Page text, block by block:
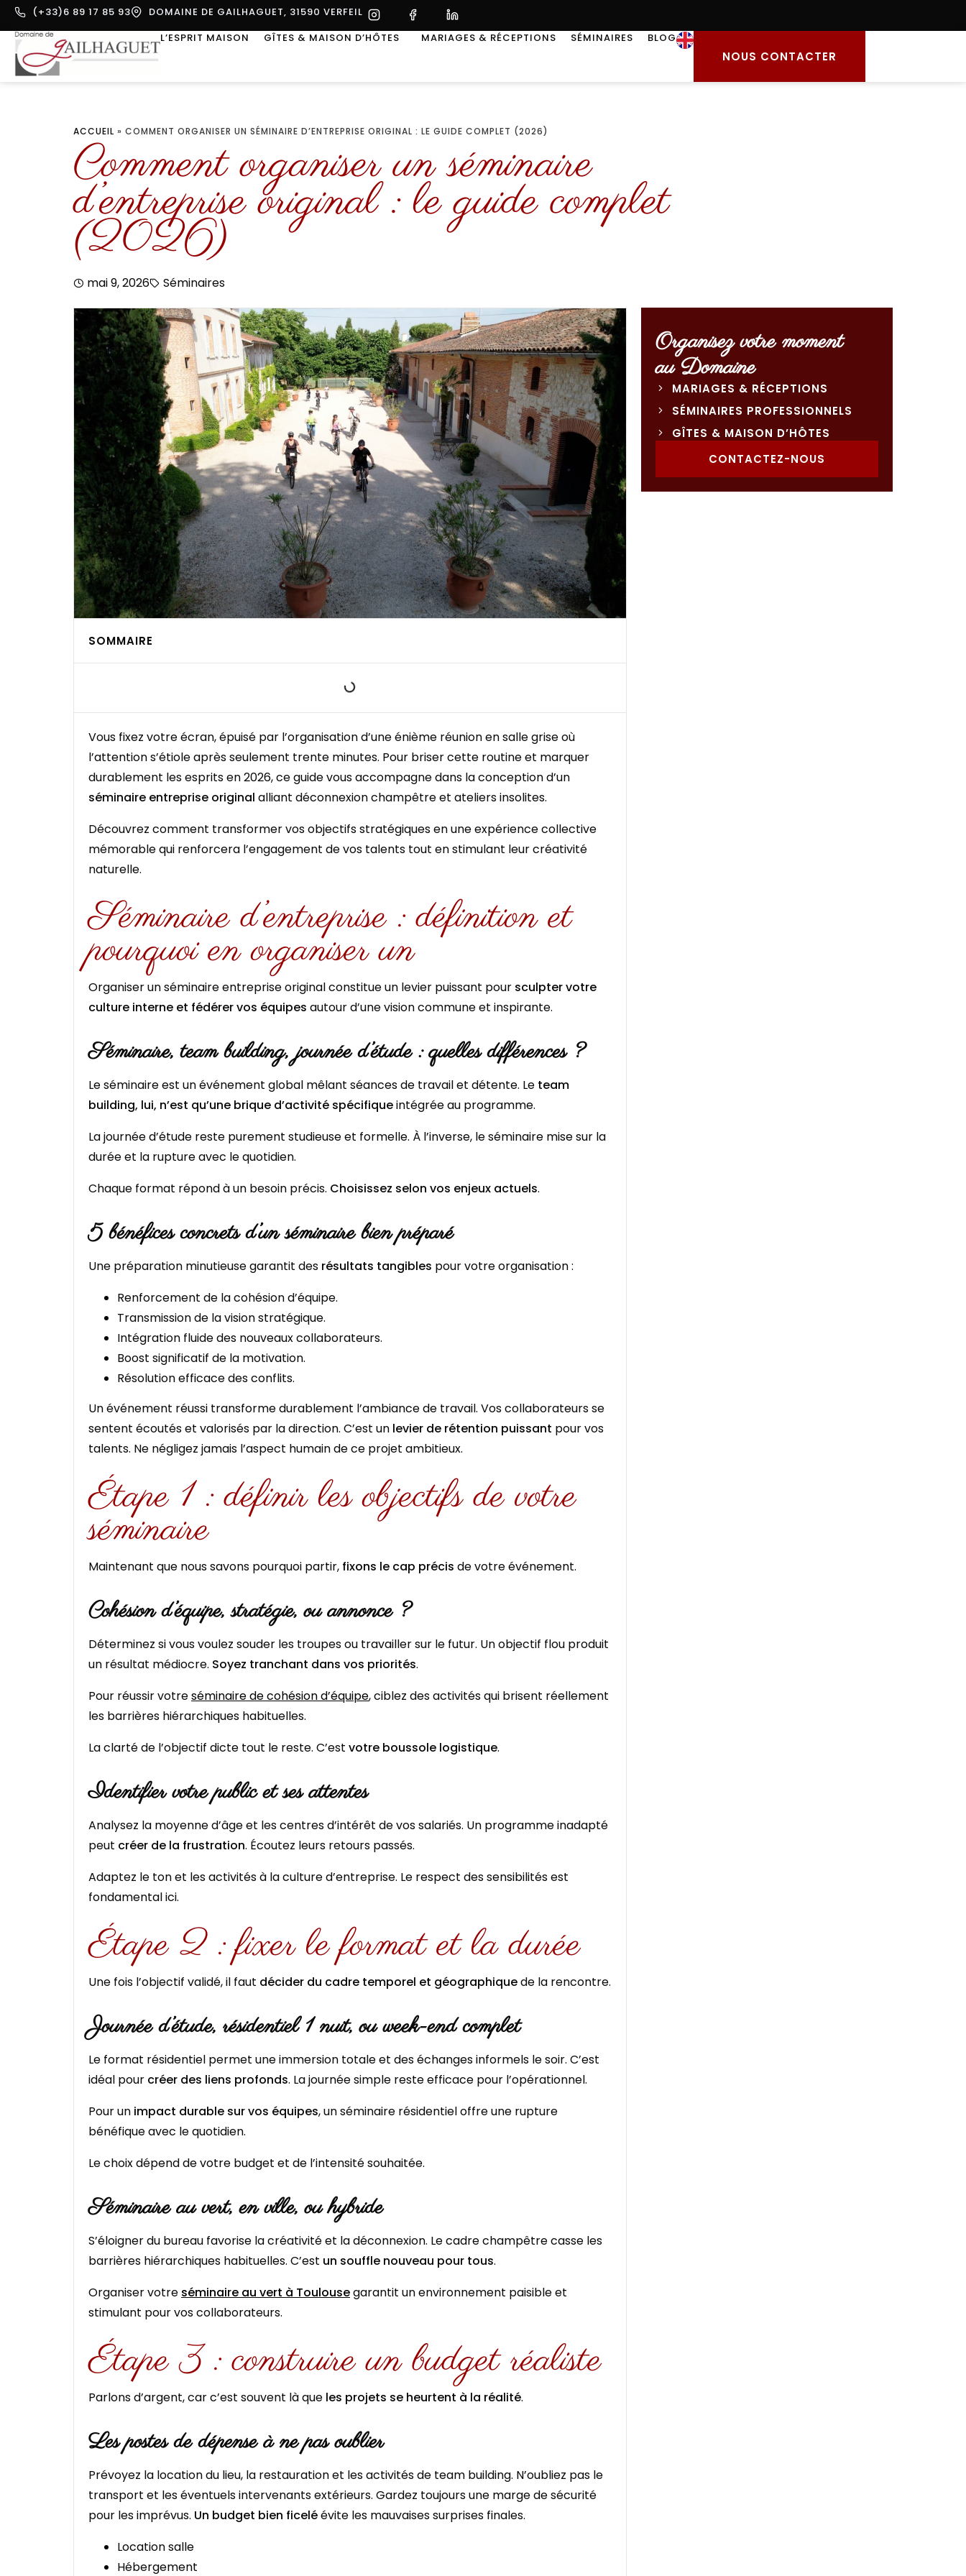
(+33)6 89 17 85 93
DOMAINE DE GAILHAGUET, 31590 VERFEIL
L’ESPRIT MAISON
GÎTES & MAISON D’HÔTES MARIAGES & RÉCEPTIONS SÉMINAIRES BLOG
NOUS CONTACTER
ACCUEIL » COMMENT ORGANISER UN SÉMINAIRE D’ENTREPRISE ORIGINAL : LE GUIDE COMPLET (2026)
Comment organiser un séminaire
d’entreprise original : le guide complet
(2026)
mai 9, 2026 Séminaires
SOMMAIRE
Vous fixez votre écran, épuisé par l’organisation d’une énième réunion en salle grise où
l’attention s’étiole après seulement trente minutes. Pour briser cette routine et marquer
durablement les esprits en 2026, ce guide vous accompagne dans la conception d’un
séminaire entreprise original alliant déconnexion champêtre et ateliers insolites.
Découvrez comment transformer vos objectifs stratégiques en une expérience collective
mémorable qui renforcera l’engagement de vos talents tout en stimulant leur créativité
naturelle.
Séminaire d’entreprise : définition et
pourquoi en organiser un
Organiser un séminaire entreprise original constitue un levier puissant pour sculpter votre
culture interne et fédérer vos équipes autour d’une vision commune et inspirante.
Séminaire, team building, journée d’étude : quelles différences ?
Le séminaire est un événement global mêlant séances de travail et détente. Le team
building, lui, n’est qu’une brique d’activité spécifiqueintégrée au programme.
La journée d’étude reste purement studieuse et formelle. À l’inverse, le séminaire mise sur la
durée et la rupture avec le quotidien.
Chaque format répond à un besoin précis. Choisissez selon vos enjeux actuels.
5 bénéfices concrets d’un séminaire bien préparé
Une préparation minutieuse garantit des résultats tangibles pour votre organisation :
Renforcement de la cohésion d’équipe.
Transmission de la vision stratégique.
Intégration fluide des nouveaux collaborateurs.
Boost significatif de la motivation.
Résolution efficace des conflits.
Un événement réussi transforme durablement l’ambiance de travail. Vos collaborateurs se
sentent écoutés et valorisés par la direction. C’est un levier de rétention puissant pour vos
talents. Ne négligez jamais l’aspect humain de ce projet ambitieux.
Étape 1 : définir les objectifs de votre
séminaire
Maintenant que nous savons pourquoi partir, fixons le cap précis de votre événement.
Cohésion d’équipe, stratégie, ou annonce ?
Déterminez si vous voulez souder les troupes ou travailler sur le futur. Un objectif flou produit
un résultat médiocre. Soyez tranchant dans vos priorités.
Pour réussir votreséminaire de cohésion d’équipe, ciblez des activités qui brisent réellement
les barrières hiérarchiques habituelles.
La clarté de l’objectif dicte tout le reste. C’est votre boussole logistique.
Identifier votre public et ses attentes
Analysez la moyenne d’âge et les centres d’intérêt de vos salariés. Un programme inadapté
peut créer de la frustration. Écoutez leurs retours passés.
Adaptez le ton et les activités à la culture d’entreprise. Le respect des sensibilités est
fondamental ici.
Étape 2 : fixer le format et la durée
Une fois l’objectif validé, il faut décider du cadre temporel et géographiquede la rencontre.
Journée d’étude, résidentiel 1 nuit, ou week-end complet
Le format résidentiel permet une immersion totale et des échanges informels le soir. C’est
idéal pour créer des liens profonds. La journée simple reste efficace pour l’opérationnel.
Pour un impact durable sur vos équipes, un séminaire résidentiel offre une rupture
bénéfique avec le quotidien.
Le choix dépend de votre budget et de l’intensité souhaitée.
Séminaire au vert, en ville, ou hybride
S’éloigner du bureau favorise la créativité et la déconnexion. Le cadre champêtre casse les
barrières hiérarchiques habituelles. C’est un souffle nouveau pour tous.
Organiser votre séminaire au vert à Toulousegarantit un environnement paisible et
stimulant pour vos collaborateurs.
Étape 3 : construire un budget réaliste
Parlons d’argent, car c’est souvent là que les projets se heurtent à la réalité.
Les postes de dépense à ne pas oublier
Prévoyez la location du lieu, la restauration et les activités de team building. N’oubliez pas le
transport et les éventuels intervenants extérieurs. Gardez toujours une marge de sécurité
pour les imprévus. Un budget bien ficeléévite les mauvaises surprises finales.
Location salle
Hébergement
Organisez votre moment
au Domaine
MARIAGES & RÉCEPTIONS
SÉMINAIRES PROFESSIONNELS
GÎTES & MAISON D’HÔTES
CONTACTEZ-NOUS